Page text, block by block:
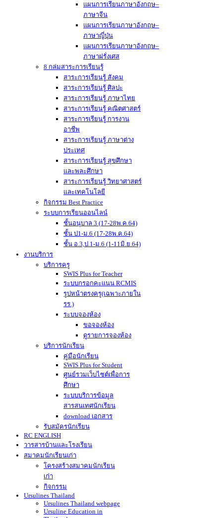
แผนการเรียนภาษาอังกฤษ–
ภาษาจีน
แผนการเรียนภาษาอังกฤษ–
ภาษาญี่ปุ่น
แผนการเรียนภาษาอังกฤษ–
ภาษาฝรั่งเศส
8 กล่มสาระการเรียนรู้
สาระการเรียนรู้ สังคม
สาระการเรียนรู้ ศิลปะ
สาระการเรียนรู้ ภาษาไทย
สาระการเรียนรู้ คณิตศาสตร์
สาระการเรียนรู้ การงาน
อาชีพ
สาระการเรียนรู้ ภาษาต่าง
ประเทศ
สาระการเรียนรู้ สุขศึกษา
และพละศึกษา
สาระการเรียนรู้ วิทยาศาสตร์
และเทคโนโลยี
กิจกรรม Best Practice
ระบบการเรียนออนไลน์
ชั้นอนุบาล 3 (17-28พ.ค.64)
ชั้น ป1-ม.6 (17-28พ.ค.64)
ชั้น อ.3,ป.1-ม.6 (1-11มิ.ย.64)
งานบริการ
บริการครู
SWIS Plus for Teacher
ระบบกรอกคะแนน RCMIS
รูปหน้าตรงครู(เฉพาะภายใน
รร.)
ระบบจองห้อง
ขอจองห้อง
ดูรายการจองห้อง
บริการนักเรียน
คู่มือนักเรียน
SWIS Plus for Student
ศูนย์รวมเว็บไซต์เพื่อการ
ศึกษา
ระบบบริการข้อมูล
สารสนเทศนักเรียน
download เอกสาร
รับสมัครนักเรียน
RC ENGLISH
วารสารบ้านและโรงเรียน
สมาคมนักเรียนเก่า
โครงสร้างสมาคมนักเรียน
เก่า
กิจกรรม
Ursulines Thailand
Ursulines Thailand webpage
Ursuline Education in